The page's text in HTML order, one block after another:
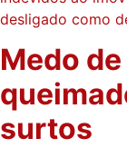
desligado como
Medo
surtos